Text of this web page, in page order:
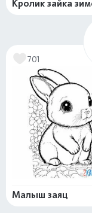
Кролик зайка
701
Малыш заяц